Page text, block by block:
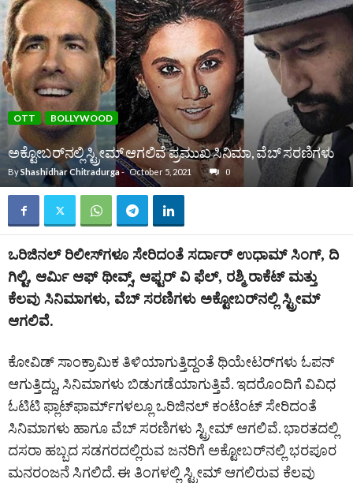
OTT BOLLYWOOD
ಅಕ್ಟೋಬರ್‌ನಲ್ಲಿ ಸ್ಟ್ರೀಮ್ ಆಗಲಿವೆ ಪ್ರಮುಖ ಸಿನಿಮಾ, ವೆಬ್ ಸರಣಿಗಳು
ByShashidhar Chitradurga- October 5, 2021 0
ಒರಿಜಿನಲ್ ರಿಲೀಸ್‌ಗಳೂ ಸೇರಿದಂತೆ ಸರ್ದಾರ್ ಉಧಾಮ್ ಸಿಂಗ್‌, ದಿ
ಗಿಲ್ಟಿ, ಆರ್ಮಿ ಆಫ್ ಥೀವ್ಸ್‌, ಆಫ್ಟರ್ ವಿ ಫೆಲ್‌, ರಶ್ಮಿ ರಾಕೆಟ್‌ ಮತ್ತು
ಕೆಲವು ಸಿನಿಮಾಗಳು, ವೆಬ್‌ ಸರಣಿಗಳು ಅಕ್ಟೋಬರ್‌ನಲ್ಲಿ ಸ್ಟ್ರೀಮ್
ಆಗಲಿವೆ.
ಕೋವಿಡ್‌ ಸಾಂಕ್ರಾಮಿಕ ತಿಳಿಯಾಗುತ್ತಿದ್ದಂತೆ ಥಿಯೇಟರ್‌ಗಳು ಓಪನ್
ಆಗುತ್ತಿದ್ದು, ಸಿನಿಮಾಗಳು ಬಿಡುಗಡೆಯಾಗುತ್ತಿವೆ. ಇದರೊಂದಿಗೆ ವಿವಿಧ
ಓಟಿಟಿ ಫ್ಲಾಟ್‌ಫಾರ್ಮ್‌ಗಳಲ್ಲೂ ಒರಿಜಿನಲ್ ಕಂಟೆಂಟ್‌ ಸೇರಿದಂತೆ
ಸಿನಿಮಾಗಳು ಹಾಗೂ ವೆಬ್‌ ಸರಣಿಗಳು ಸ್ಟ್ರೀಮ್ ಆಗಲಿವೆ. ಭಾರತದಲ್ಲಿ
ದಸರಾ ಹಬ್ಬದ ಸಡಗರದಲ್ಲಿರುವ ಜನರಿಗೆ ಅಕ್ಟೋಬರ್‌ನಲ್ಲಿ ಭರಪೂರ
ಮನರಂಜನೆ ಸಿಗಲಿದೆ. ಈ ತಿಂಗಳಲ್ಲಿ ಸ್ಟ್ರೀಮ್ ಆಗಲಿರುವ ಕೆಲವು